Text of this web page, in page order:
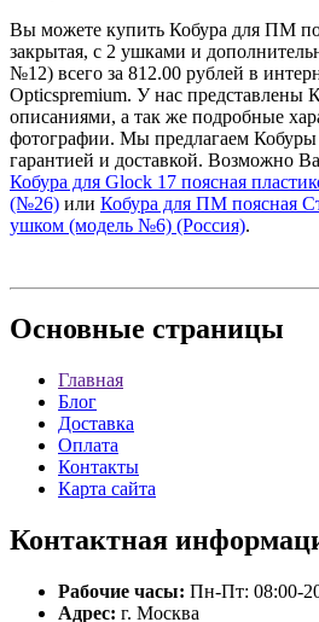
Вы можете купить Кобура для ПМ
закрытая, с 2 ушками и
№12) всего за 812.00 рублей в
Opticspremium. У нас представлены
описаниями, а так же подробные
фотографии. Мы предлагаем Кобуры
гарантией и доставкой. Возможно
Кобура для Glock 17 поясная
(№26) или Кобура для ПМ поясная
ушком (модель №6) (Россия).
Основные страницы
Главная
Блог
Доставка
Оплата
Контакты
Карта сайта
Контактная
Рабочие часы: Пн-Пт: 08:00-
Адрес: г. Москва